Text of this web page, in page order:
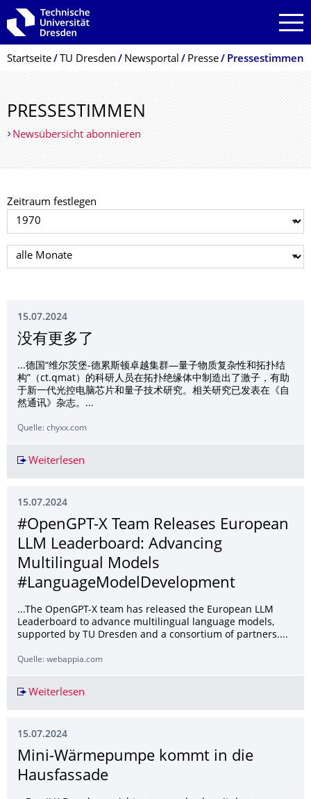
Zur Hauptnavigation springen
Zur Suche springen
Zum Inhalt springen
Breadcrumb-Menü
Startseite TU Dresden Newsportal Presse Pressestimmen
PRESSESTIMMEN
Newsübersicht abonnieren
Zeitraum festlegen
Jahr auswählen
Monat auswählen
15.07.2024
没有更多了
...德国“维尔茨堡-德累斯顿卓越集群—量子物质复杂性和拓扑结
构”（ct.qmat）的科研人员在拓扑绝缘体中制造出了激子，有助
于新一代光控电脑芯片和量子技术研究。相关研究已发表在《自
然通讯》杂志。...
Quelle: chyxx.com
Weiterlesen
15.07.2024
#OpenGPT-X Team Releases European
LLM Leaderboard: Advancing
Multilingual Models
#LanguageModelDeve­lopment
...The OpenGPT-X team has released the European LLM
Leaderboard to advance multilingual language models,
supported by TU Dresden and a consortium of partners....
Quelle: webappia.com
Weiterlesen
15.07.2024
Mini-Wärmepumpe kommt in die
Hausfassade